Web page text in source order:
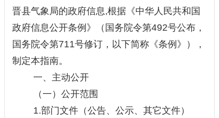
晋县气象局的政府信息,根据《中华人民共和国
政府信息公开条例》（国务院令第492号公布，
国务院令第711号修订，以下简称《条例》），
制定本指南。
一、 主动公开
（一）公开范围
1.部门文件（公告、公示、其它文件）